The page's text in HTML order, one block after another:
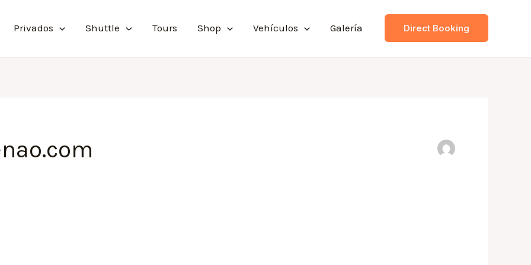
Privados Shuttle Tours Shop Vehículos Galería Direct Booking